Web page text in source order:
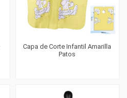
Capa de Corte Infantil Amarilla
Patos